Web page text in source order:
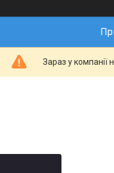
Зараз у компанії